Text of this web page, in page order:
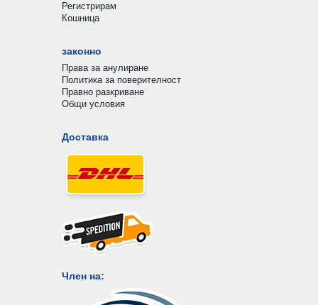
Регистрирам
Кошница
законно
Права за анулиране
Политика за поверителност
Правно разкриване
Общи условия
Доставка
Член на: